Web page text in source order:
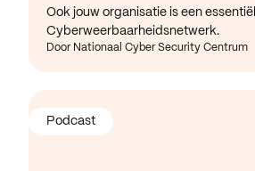
Ook jouw organisatie is een
Cyberweerbaarheidsnetwerk.
Door Nationaal Cyber Security Centrum
Podcast